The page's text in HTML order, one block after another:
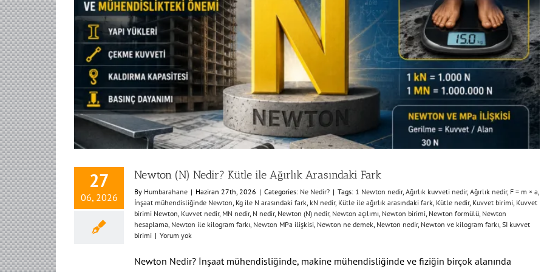
27
06, 2026
Newton (N) Nedir? Kütle ile Ağırlık Arasındaki Fark
By Humbarahane | Haziran 27th, 2026 | Categories: Ne Nedir? | Tags: 1 Newton nedir, Ağırlık kuvveti nedir, Ağırlık nedir, F = m × a
İnşaat mühendisliğinde Newton Kg ile N arasındaki fark kN nedir, Kütle ile ağırlık arasındaki fark Kütle nedir, Kuvvet birimi Kuvvet
birimi Newton Kuvvet nedir, MN nedir, N nedir, Newton (N) nedir, Newton açılımı Newton birimi Newton formülü Newton
hesaplama Newton ile kilogram farkı Newton MPa ilişkisi Newton ne demek Newton nedir, Newton ve kilogram farkı SI kuvvet
birimi | Yorum yok
Newton Nedir? İnşaat mühendisliğinde, makine mühendisliğinde ve fiziğin birçok alanında